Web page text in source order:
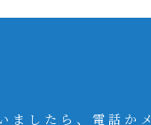
ましたら、電話